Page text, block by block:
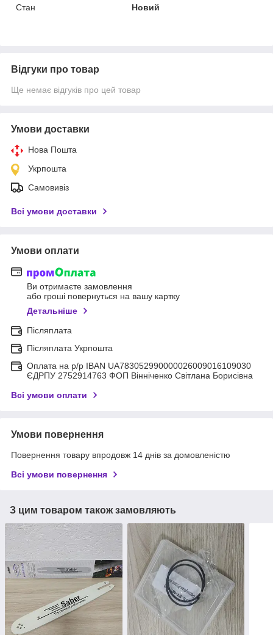
Стан Новий
Відгуки про товар
Ще немає відгуків про цей товар
Умови доставки
Нова Пошта
Укрпошта
Самовивіз
Всі умови доставки
Умови оплати
Ви отримаєте замовлення
або гроші повернуться на вашу картку
Детальніше
Післяплата
Післяплата Укрпошта
Оплата на р/р IBAN UA783052990000026009016109030
ЄДРПУ 2752914763 ФОП Вінніченко Світлана Борисівна
Всі умови оплати
Умови повернення
Повернення товару впродовж 14 днів за домовленістю
Всі умови повернення
З цим товаром також замовляють